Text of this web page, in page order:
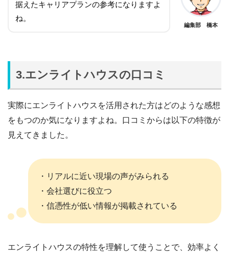
据えたキャリアプランの参考になりますよ
ね。
編集部 橋本
3.エンライトハウスの口コミ
実際にエンライトハウスを活用された方はどのような感想
をもつのか気になりますよね。口コミからは以下の特徴が
見えてきました。
・リアルに近い現場の声がみられる
・会社選びに役立つ
・信憑性が低い情報が掲載されている
エンライトハウスの特性を理解して使うことで、効率よく